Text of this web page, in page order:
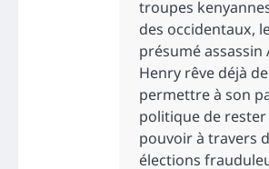
troupes
des occidentaux,
présumé assassin
Henry rêve déjà de
permettre à son
politique de rester
pouvoir à travers
élections